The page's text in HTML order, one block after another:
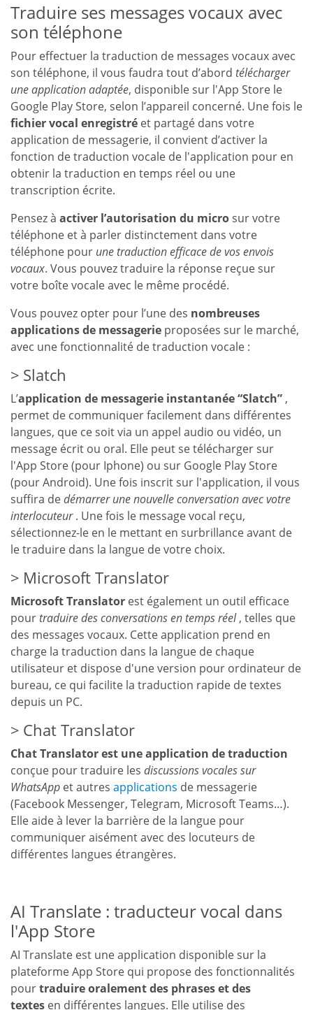
Traduire ses messages vocaux avec
son téléphone
Pour effectuer la traduction de messages vocaux avec
son téléphone, il vous faudra tout d’abord télécharger
une application adaptée, disponible sur l'App Store le
Google Play Store, selon l’appareil concerné. Une fois le
fichier vocal enregistré et partagé dans votre
application de messagerie, il convient d’activer la
fonction de traduction vocale de l'application pour en
obtenir la traduction en temps réel ou une
transcription écrite.
Pensez à activer l’autorisation du microsur votre
téléphone et à parler distinctement dans votre
téléphone pour une traduction efficace de vos envois
vocaux. Vous pouvez traduire la réponse reçue sur
votre boîte vocale avec le même procédé.
Vous pouvez opter pour l’une des nombreuses
applications de messagerie proposées sur le marché,
avec une fonctionnalité de traduction vocale :
Slatch
L’application de messagerie instantanée “Slatch” ,
permet de communiquer facilement dans différentes
langues, que ce soit via un appel audio ou vidéo, un
message écrit ou oral. Elle peut se télécharger sur
l'App Store (pour Iphone) ou sur Google Play Store
(pour Android). Une fois inscrit sur l'application, il vous
suffira dedémarrer une nouvelle conversation avec votre
interlocuteur. Une fois le message vocal reçu,
sélectionnez-le en le mettant en surbrillance avant de
le traduire dans la langue de votre choix.
Microsoft Translator
Microsoft Translator est également un outil efficace
pourtraduire des conversations en temps réel, telles que
des messages vocaux. Cette application prend en
charge la traduction dans la langue de chaque
utilisateur et dispose d'une version pour ordinateur de
bureau, ce qui facilite la traduction rapide de textes
depuis un PC.
Chat Translator
Chat Translator est une application de traduction
conçue pour traduire les discussions vocales sur
WhatsApp et autres applications de messagerie
(Facebook Messenger, Telegram, Microsoft Teams…).
Elle aide à lever la barrière de la langue pour
communiquer aisément avec des locuteurs de
différentes langues étrangères.
AI Translate : traducteur vocal dans
l'App Store
AI Translate est une application disponible sur la
plateforme App Store qui propose des fonctionnalités
pourtraduire oralement des phrases et des
textes en différentes langues. Elle utilise des